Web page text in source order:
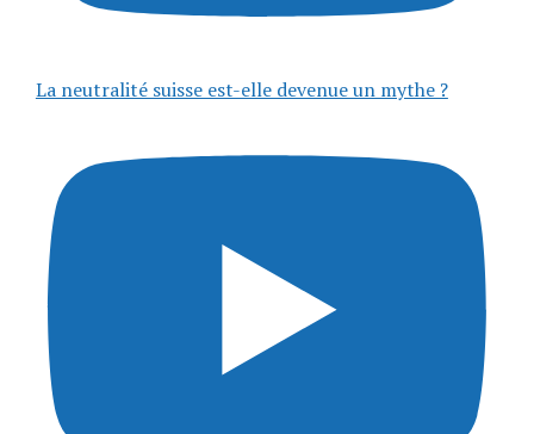
La neutralité suisse est-elle devenue un mythe ?